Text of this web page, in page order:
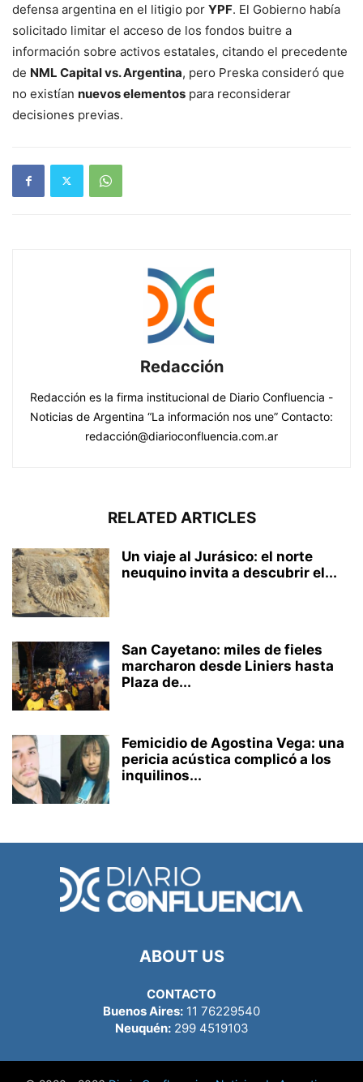
defensa argentina en el litigio por YPF. El Gobierno había
solicitado limitar el acceso de los fondos buitre a
información sobre activos estatales, citando el precedente
de NML Capital vs. Argentina, pero Preska consideró que
no existían nuevos elementos para reconsiderar
decisiones previas.
Redacción
Redacción es la firma institucional de Diario Confluencia -
Noticias de Argentina “La información nos une” Contacto:
redacción@diarioconfluencia.com.ar
RELATED ARTICLES
Un viaje al Jurásico: el norte
neuquino invita a descubrir el...
San Cayetano: miles de fieles
marcharon desde Liniers hasta
Plaza de...
Femicidio de Agostina Vega: una
pericia acústica complicó a los
inquilinos...
ABOUT US
CONTACTO
Buenos Aires: 11 76229540
Neuquén:299 4519103